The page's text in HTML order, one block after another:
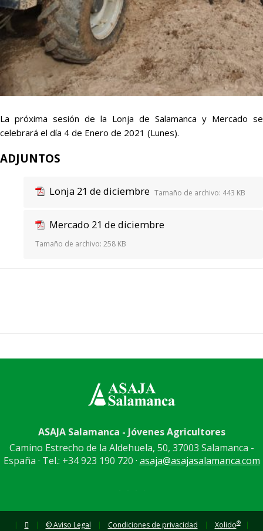
La próxima sesión de la Lonja de Salamanca y Mercado se
celebrará el día 4 de Enero de 2021 (Lunes).
ADJUNTOS
Lonja 21 de diciembre Tamaño de archivo: 443 KB
Mercado 21 de diciembre
Tamaño de archivo: 258 KB
ASAJA Salamanca - Jóvenes Agricultores
Camino Estrecho de la Aldehuela, 50, 37003 Salamanca -
España · Tel.: +34 923 190 720 · asaja@asajasalamanca.com
| | © Aviso Legal | Condiciones de privacidad | Xolido® |